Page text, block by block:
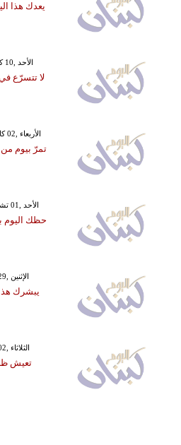
يعدك هذا
GMT 21:53 2021 الأحد ,10 كانون الثاني / يناير
لا تتسرّع
GMT 14:28 2020 الأربعاء ,02 كانون الأول / ديسمبر
تمرّ بيوم
GMT 13:59 2020 الأحد ,01 تشرين الثاني / نوفمبر
GMT 13:25 2020 الإثنين ,29 حزيران / يونيو
يبشرك
GMT 12:36 2020 الثلاثاء ,02 حزيران / يونيو
تعيش